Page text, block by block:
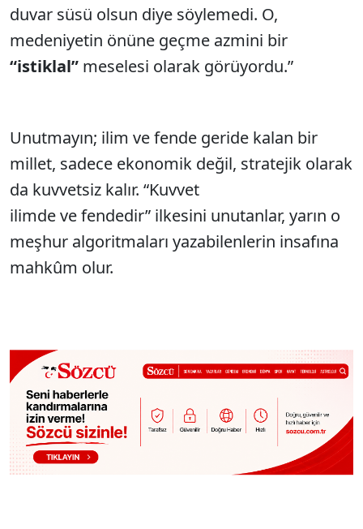
duvar süsü olsun diye söylemedi. O,
medeniyetin önüne geçme azmini bir
“istiklal” meselesi olarak görüyordu.”
Unutmayın; ilim ve fende geride kalan bir
millet, sadece ekonomik değil, stratejik olarak
da kuvvetsiz kalır. “Kuvvet
ilimde ve fendedir” ilkesini unutanlar, yarın o
meşhur algoritmaları yazabilenlerin insafına
mahkûm olur.